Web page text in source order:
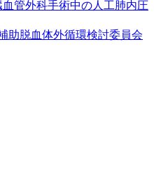
管外科手術中の人工肺内圧
助脱血体外循環検討委員会